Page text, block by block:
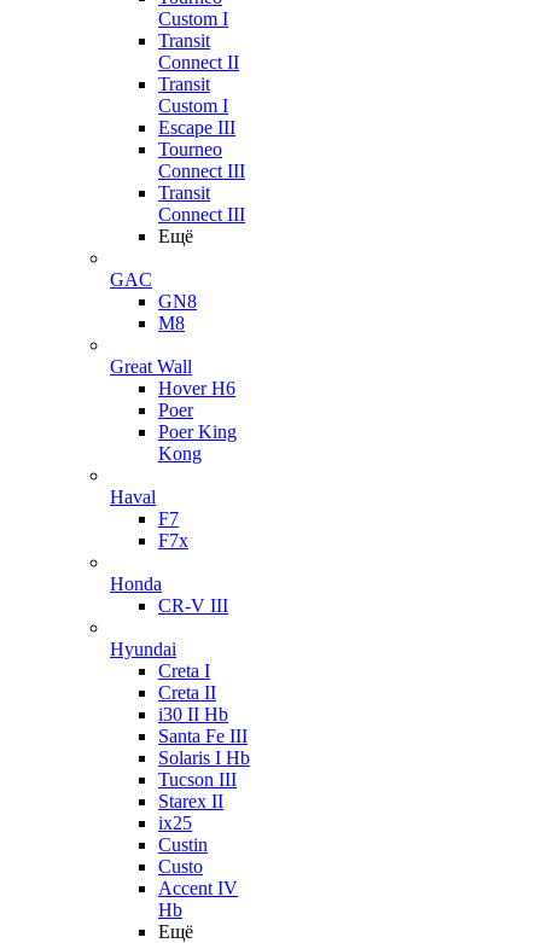
Custom I
Transit
Connect II
Transit
Custom I
Escape III
Tourneo
Connect III
Transit
Connect III
Ещё
GAC
GN8
M8
Great Wall
Hover H6
Poer
Poer King
Kong
Haval
F7
F7x
Honda
CR-V III
Hyundai
Creta I
Creta II
i30 II Hb
Santa Fe III
Solaris I Hb
Tucson III
Starex II
ix25
Custin
Custo
Accent IV
Hb
Ещё